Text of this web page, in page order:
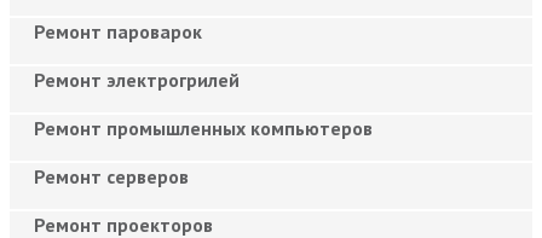
Ремонт пароварок
Ремонт электрогрилей
Ремонт промышленных компьютеров
Ремонт серверов
Ремонт проекторов